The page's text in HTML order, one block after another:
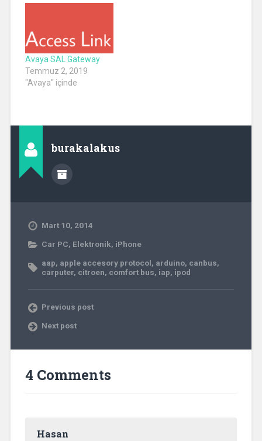
Avaya SAL Gateway
Temmuz 2, 2019
"Avaya" içinde
burakalakus
Mart 10, 2014
Car PC, Elektronik, iPhone
aap, apple accesory protocol, arduino, canbus,
carputer, citroen, comfort bus, iap, ipod
Previous post
Next post
4 Comments
Hasan